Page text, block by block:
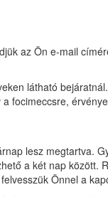
az Ön e-mail
látható
focimeccsre,
lesz megtartva.
a két nap
Önnel a